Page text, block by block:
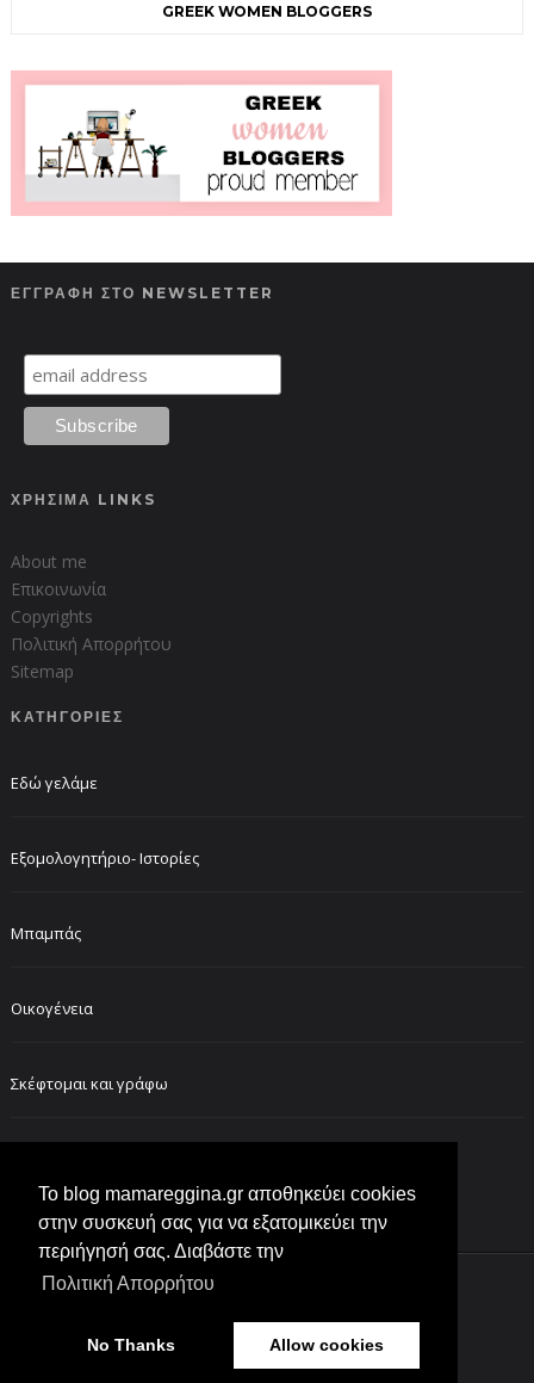
Το blog mamareggina.gr αποθηκεύει cookies
στην συσκευή σας για να εξατομικεύει την
περιήγησή σας. Διαβάστε την
Πολιτική Απορρήτου
No Thanks Allow cookies
GREEK WOMEN BLOGGERS
ΕΓΓΡΑΦΗ ΣΤΟ NEWSLETTER
ΧΡΗΣΙΜΑ LINKS
About me
Επικοινωνία
Copyrights
Πολιτική Απορρήτου
Sitemap
ΚΑΤΗΓΟΡΙΕΣ
Εδώ γελάμε
Εξομολογητήριο- Ιστορίες
Μπαμπάς
Οικογένεια
Σκέφτομαι και γράφω
Created with
BeautyTemplates